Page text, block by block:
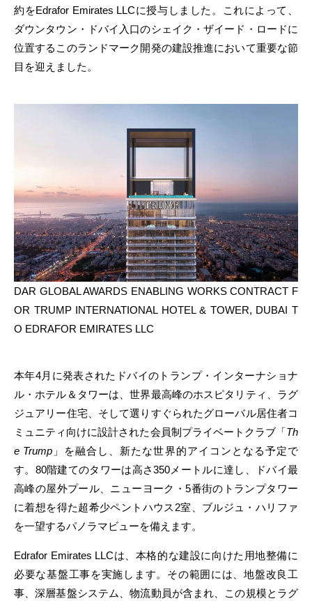
約をEdrafor Emirates LLCに授与しました。これによって、
ダウンタウン・ドバイ入口のシェイク・ザイード・ロードに
位置するこのランドマーク開発の建設推進において重要な節
目を迎えました。
DAR GLOBAL AWARDS ENABLING WORKS CONTRACT F
OR TRUMP INTERNATIONAL HOTEL & TOWER, DUBAI T
O EDRAFOR EMIRATES LLC
本年4月に発表されたドバイのトランプ・インターナショナ
ル・ホテル＆タワーは、世界最高峰のホスピタリティ、ラグ
ジュアリー住宅、そして選りすぐられたグローバル居住者コ
ミュニティ向けに設計された会員制プライベートクラブ「Th
e Trump 」を融合し、新たな世界的アイコンとなる予定で
す。80階建てのタワーは高さ350メートルに達し、ドバイ最
高峰の屋外プール、ニューヨーク・5番街のトランプタワー
に着想を得た超希少ペントハウス2室、ブルジュ・ハリファ
を一望するパノラマビューを備えます。
Edrafor Emirates LLCは、本格的な建設に向けた用地整備に
必要な基盤工事を実施します。その範囲には、地盤改良工
事、深層基盤システム、物流動員が含まれ、この規模とラグ